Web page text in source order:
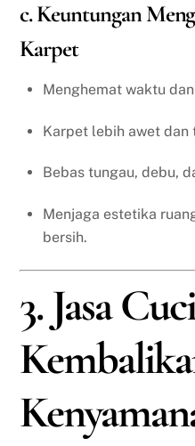
c. Keuntungan
Karpet
Menghemat waktu
Karpet lebih awet dan
Bebas tungau, debu,
Menjaga estetika
bersih.
3. Jasa